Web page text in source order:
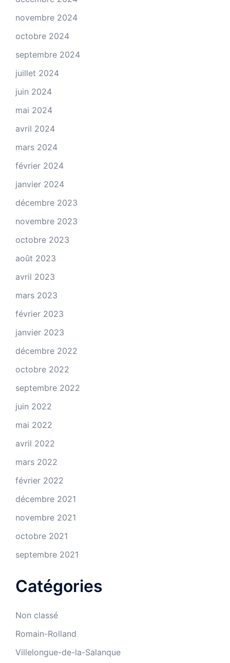
novembre 2024
octobre 2024
septembre 2024
juillet 2024
juin 2024
mai 2024
avril 2024
mars 2024
février 2024
janvier 2024
décembre 2023
novembre 2023
octobre 2023
août 2023
avril 2023
mars 2023
février 2023
janvier 2023
décembre 2022
octobre 2022
septembre 2022
juin 2022
mai 2022
avril 2022
mars 2022
février 2022
décembre 2021
novembre 2021
octobre 2021
septembre 2021
Catégories
Non classé
Romain-Rolland
Villelongue-de-la-Salanque